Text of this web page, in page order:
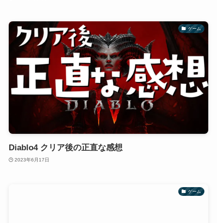
ゲーム
Diablo4 クリア後の正直な感想
2023年6月17日
ゲーム